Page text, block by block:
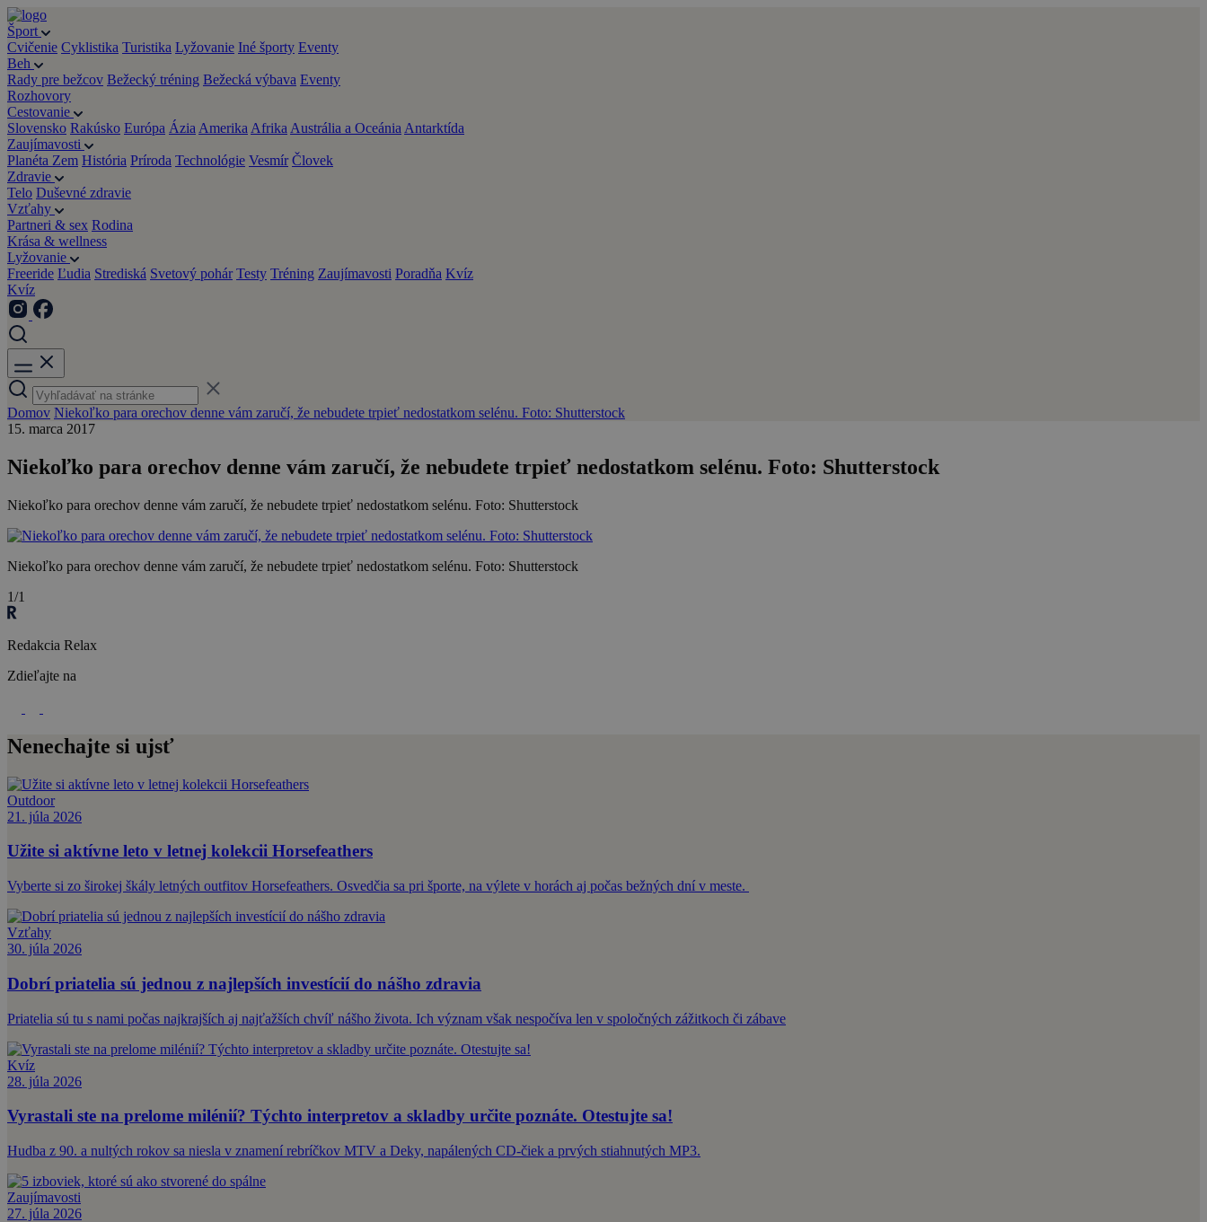
Šport
Cvičenie Cyklistika Turistika Lyžovanie Iné športy Eventy
Beh
Rady pre bežcov Bežecký tréning Bežecká výbava Eventy
Rozhovory
Cestovanie
Slovensko Rakúsko Európa Ázia Amerika Afrika Austrália a Oceánia Antarktída
Zaujímavosti
Planéta Zem História Príroda Technológie Vesmír Človek
Zdravie
Telo Duševné zdravie
Vzťahy
Partneri & sex Rodina
Krása & wellness
Lyžovanie
Freeride Ľudia Strediská Svetový pohár Testy Tréning Zaujímavosti Poradňa Kvíz
Kvíz
Domov Niekoľko para orechov denne vám zaručí, že nebudete trpieť nedostatkom selénu. Foto: Shutterstock
15. marca 2017
Niekoľko para orechov denne vám zaručí, že nebudete trpieť nedostatkom selénu. Foto: Shutterstock
Niekoľko para orechov denne vám zaručí, že nebudete trpieť nedostatkom selénu. Foto: Shutterstock
Niekoľko para orechov denne vám zaručí, že nebudete trpieť nedostatkom selénu. Foto: Shutterstock
1/1
Redakcia Relax
Zdieľajte na
Nenechajte si ujsť
Outdoor
21. júla 2026
Užite si aktívne leto v letnej kolekcii Horsefeathers
Vyberte si zo širokej škály letných outfitov Horsefeathers. Osvedčia sa pri športe, na výlete v horách aj počas bežných dní v meste.
Vzťahy
30. júla 2026
Dobrí priatelia sú jednou z najlepších investícií do nášho zdravia
Priatelia sú tu s nami počas najkrajších aj najťažších chvíľ nášho života. Ich význam však nespočíva len v spoločných zážitkoch či zábave
Kvíz
28. júla 2026
Vyrastali ste na prelome milénií? Týchto interpretov a skladby určite poznáte. Otestujte sa!
Hudba z 90. a nultých rokov sa niesla v znamení rebríčkov MTV a Deky, napálených CD-čiek a prvých stiahnutých MP3.
Zaujímavosti
27. júla 2026